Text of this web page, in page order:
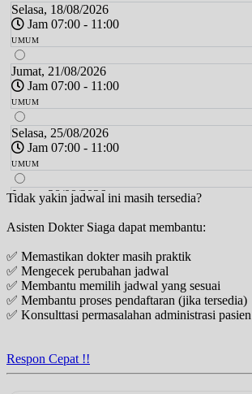
Selasa, 18/08/2026
Jam 07:00 - 11:00
UMUM
Jumat, 21/08/2026
Jam 07:00 - 11:00
UMUM
Selasa, 25/08/2026
Jam 07:00 - 11:00
UMUM
Jumat, 28/08/2026
Jam 07:00 - 11:00
UMUM
Selasa, 01/09/2026
Jam 07:00 - 11:00
UMUM
Jumat, 04/09/2026
Tidak yakin jadwal ini masih tersedia?
Asisten Dokter Siaga dapat membantu:
✅ Memastikan dokter masih praktik
✅ Mengecek perubahan jadwal
✅ Membantu memilih jadwal yang sesuai
✅ Membantu proses pendaftaran (jika tersedia)
✅ Konsulttasi permasalahan administrasi
Respon Cepat !!